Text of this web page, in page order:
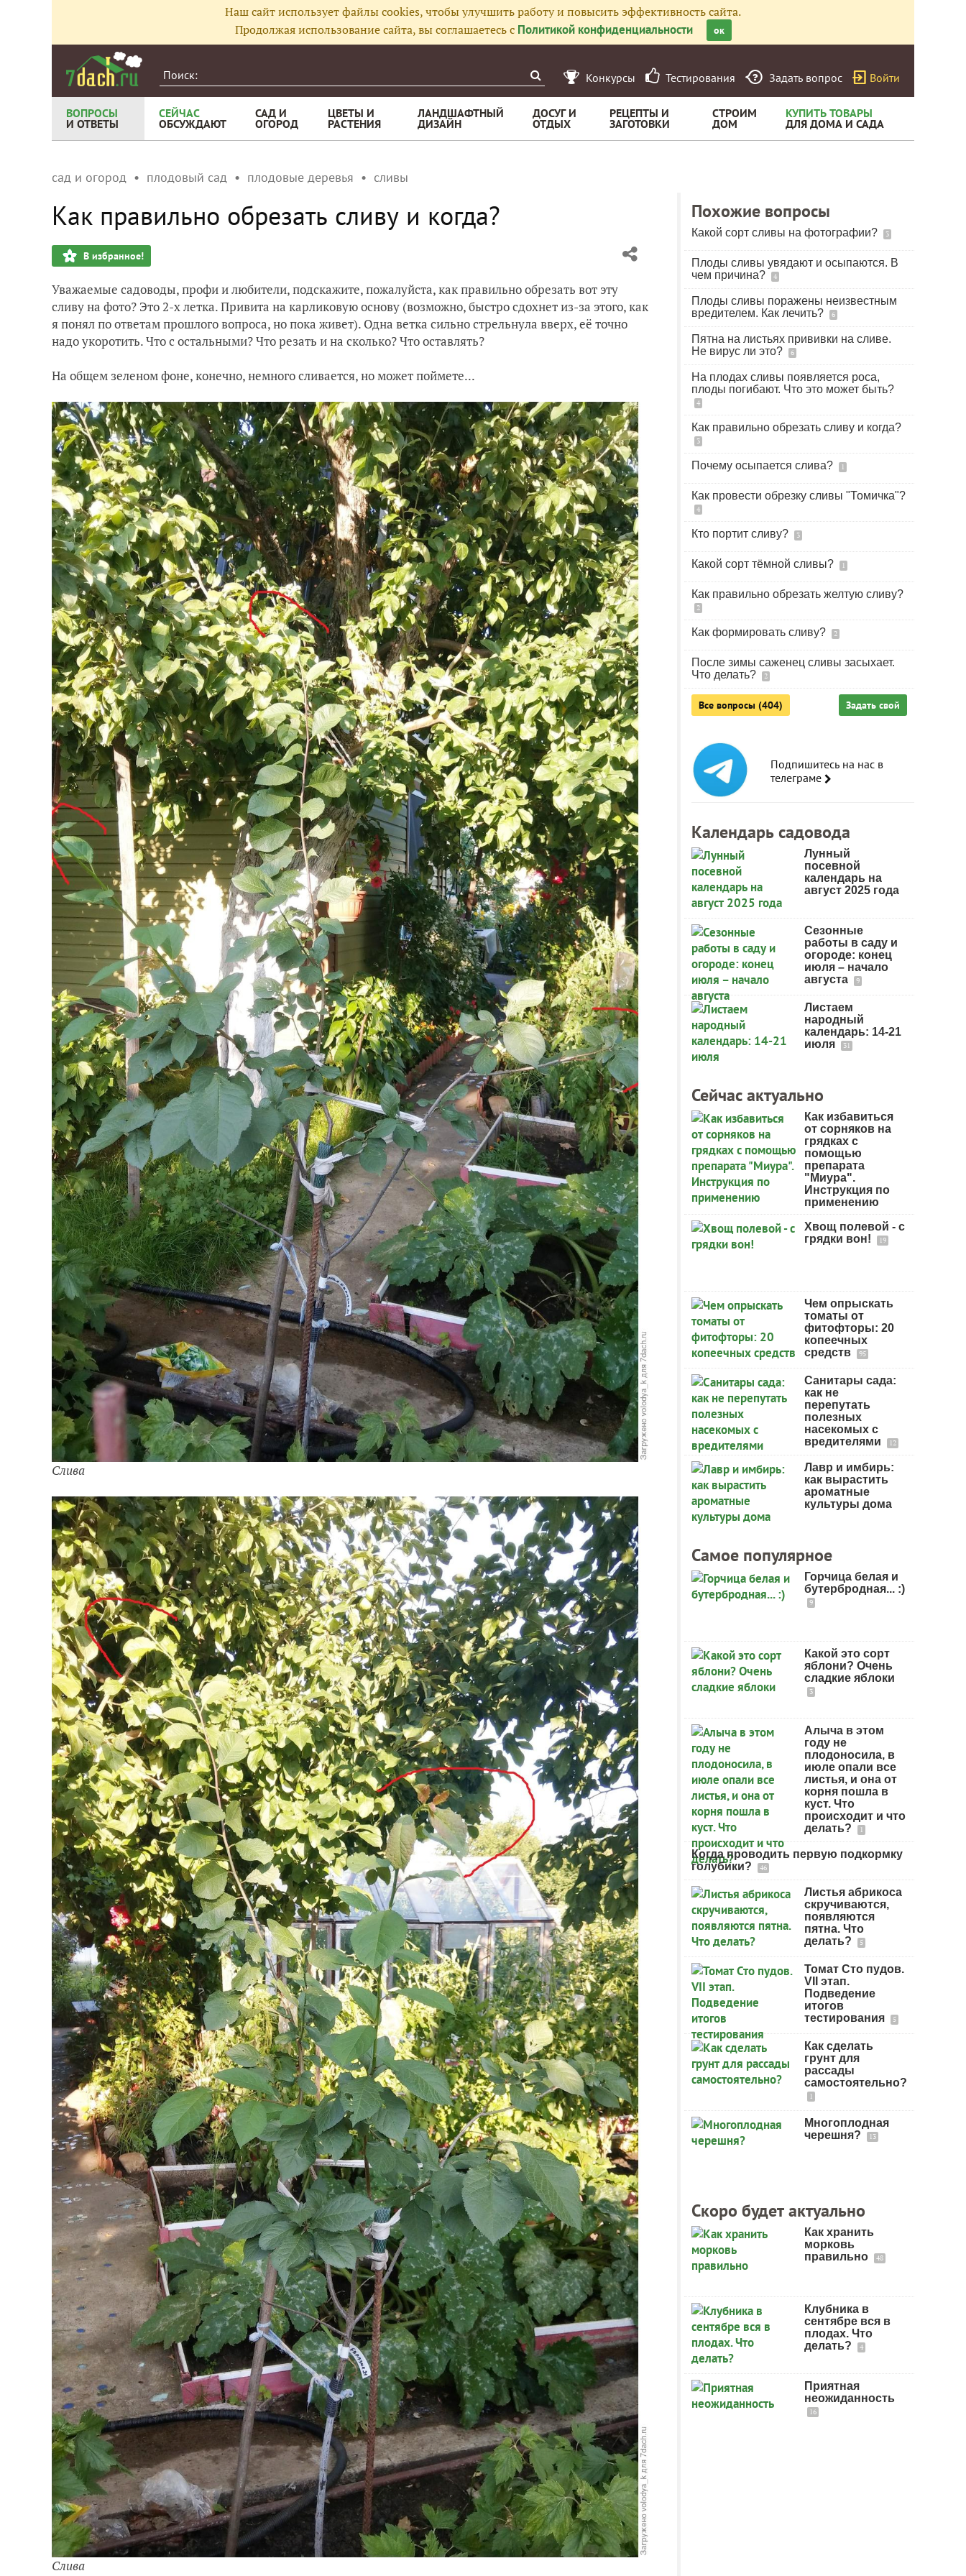
Наш сайт использует файлы cookies, чтобы улучшить работу и повысить эффективность сайта.
Продолжая использование сайта, вы соглашаетесь с Политикой конфиденциальности ок
Конкурсы Тестирования Задать вопрос Войти
ВОПРОСЫ
И ОТВЕТЫ
СЕЙЧАС
ОБСУЖДАЮТ
САД И
ОГОРОД
ЦВЕТЫ И
РАСТЕНИЯ
ЛАНДШАФТНЫЙ
ДИЗАЙН
ДОСУГ И
ОТДЫХ
РЕЦЕПТЫ И
ЗАГОТОВКИ
СТРОИМ
ДОМ
КУПИТЬ ТОВАРЫ
ДЛЯ ДОМА И САДА
сад и огород плодовый сад плодовые деревья сливы
Как правильно обрезать сливу и когда?
В избранное!
Уважаемые садоводы, профи и любители, подскажите, пожалуйста, как правильно обрезать вот эту
сливу на фото? Это 2-х летка. Привита на карликовую основу (возможно, быстро сдохнет из-за этого, как
я понял по ответам прошлого вопроса, но пока живет). Одна ветка сильно стрельнула вверх, её точно
надо укоротить. Что с остальными? Что резать и на сколько? Что оставлять?
На общем зеленом фоне, конечно, немного сливается, но может поймете...
Слива
Слива
Похожие вопросы
Какой сорт сливы на фотографии? 3
Плоды сливы увядают и осыпаются. В
чем причина?
4
Плоды сливы поражены неизвестным
вредителем. Как лечить?
6
Пятна на листьях прививки на сливе.
Не вирус ли это?
6
На плодах сливы появляется роса,
плоды погибают. Что это может быть?
4
Как правильно обрезать сливу и когда?
3
Почему осыпается слива? 1
Как провести обрезку сливы "Томичка"?
4
Кто портит сливу? 3
Какой сорт тёмной сливы? 1
Как правильно обрезать желтую сливу?
2
Как формировать сливу? 2
После зимы саженец сливы засыхает.
Что делать?
2
Все вопросы (404) Задать свой
Подпишитесь на нас в
телеграме
Календарь садовода
Лунный
посевной
календарь на
август 2025 года
Сезонные
работы в саду и
огороде: конец
июля – начало
августа
9
Листаем
народный
календарь: 14-21
июля
31
Сейчас актуально
Как избавиться
от сорняков на
грядках с
помощью
препарата
"Миура".
Инструкция по
применению
Хвощ полевой - с
грядки вон!
19
Чем опрыскать
томаты от
фитофторы: 20
копеечных
средств
95
Санитары сада:
как не
перепутать
полезных
насекомых с
вредителями
12
Лавр и имбирь:
как вырастить
ароматные
культуры дома
Самое популярное
Горчица белая и
бутербродная... :)
9
Какой это сорт
яблони? Очень
сладкие яблоки
3
Алыча в этом
году не
плодоносила, в
июле опали все
листья, и она от
корня пошла в
куст. Что
происходит и что
делать?
1
Когда проводить первую подкормку
голубики?
46
Листья абрикоса
скручиваются,
появляются
пятна. Что
делать?
5
Томат Сто пудов.
VII этап.
Подведение
итогов
тестирования
5
Как сделать
грунт для
рассады
самостоятельно?
1
Многоплодная
черешня?
13
Скоро будет актуально
Как хранить
морковь
правильно
48
Клубника в
сентябре вся в
плодах. Что
делать?
4
Приятная
неожиданность
16